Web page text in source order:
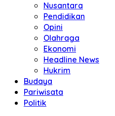
Nusantara
Pendidikan
Opini
Olahraga
Ekonomi
Headline News
Hukrim
Budaya
Pariwisata
Politik